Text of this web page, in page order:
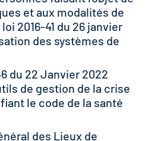
et aux modalités de
2016-41 du 26 janvier
des systèmes de
du 22 Janvier 2022
de gestion de la crise
le code de la santé
des Lieux de